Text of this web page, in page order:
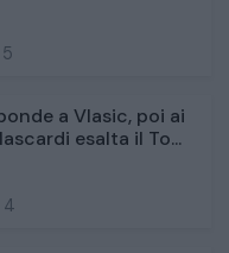
5
a Vlasic, poi ai
esalta il To...
4